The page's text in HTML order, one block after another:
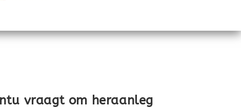
vraagt om heraanleg